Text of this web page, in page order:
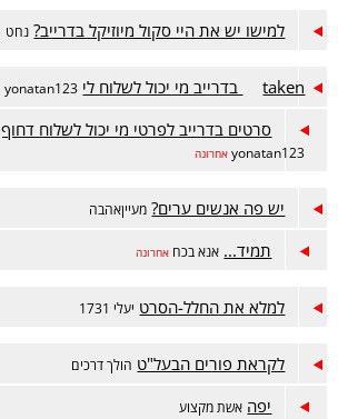
למישו יש את היי סקול מיוזיקל בדרייב? נחט
taken בדרייב מי יכול לשלוח לי yonatan123
סרטים בדרייב לפרטי מי יכול לשלוח
yonatan123 אחרונה
יש פה אנשים ערים? מעייןאהבה
תמיד... אנא בכח אחרונה
למלא את החלל-הסרט יעלי 1731
לקראת פורים הבעל"ט הולך דרכים
יפה אשת מקצוע